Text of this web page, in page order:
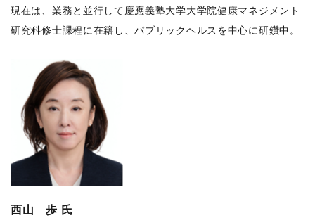
現在は、業務と並行して慶應義塾大学大学院健康マネジメント
研究科修士課程に在籍し、パブリックヘルスを中心に研鑽中。
西山 歩 氏